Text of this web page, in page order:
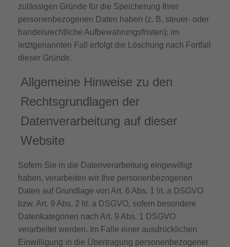
zulässigen Gründe für die Speicherung Ihrer
personenbezogenen Daten haben (z. B. steuer- oder
handelsrechtliche Aufbewahrungsfristen); im
letztgenannten Fall erfolgt die Löschung nach Fortfall
dieser Gründe.
Allgemeine Hinweise zu den
Rechtsgrundlagen der
Datenverarbeitung auf dieser
Website
Sofern Sie in die Datenverarbeitung eingewilligt
haben, verarbeiten wir Ihre personenbezogenen
Daten auf Grundlage von Art. 6 Abs. 1 lit. a DSGVO
bzw. Art. 9 Abs. 2 lit. a DSGVO, sofern besondere
Datenkategorien nach Art. 9 Abs. 1 DSGVO
verarbeitet werden. Im Falle einer ausdrücklichen
Einwilligung in die Übertragung personenbezogener